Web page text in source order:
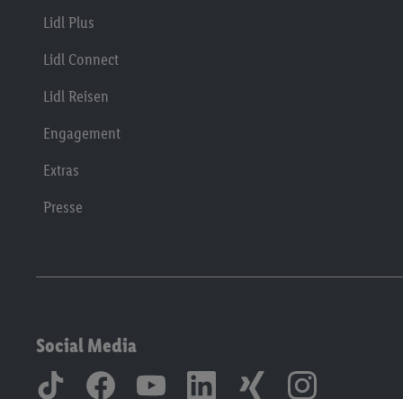
Lidl Plus
Lidl Connect
Lidl Reisen
Engagement
Extras
Presse
Social Media